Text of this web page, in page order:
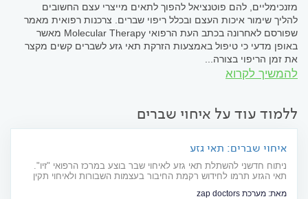
מזנכימליים, להם פוטנציאל להפוך לתאים מייצרי עצם החשובים
להליך שימור איכות העצם ובכלל ריפוי שברים. צרכנות רפואית מאמר
שפורסם לאחרונה בכתב העת הרפואי Molecular Therapy מאשר
באופן מדעי כי טיפול באמצעות הזרקת תאי גזע לשברים קשים מקצר
את זמן הריפוי בצורה...
להמשיך לקרוא
ללמוד עוד על איחוי שברים
איחוי שברים: תאי גזע
ניתוח חדשני להשתלת תאי גזע לאיחוי שבר בוצע במרכז הרפואי "זיו".
תאי הגזע תרמו לחידוש רקמת החיבור בעצמות השבורות ולאיחוי תקין
מאת: מערכת zap doctors